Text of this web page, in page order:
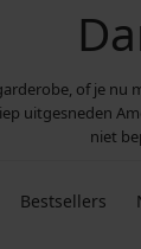
of je
uitgesneden
niet
Bestsellers